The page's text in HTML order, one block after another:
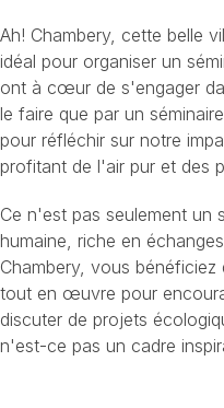
Ah! Chambery, cette belle
idéal pour organiser un
ont à cœur de s'engager
le faire que par un
pour réfléchir sur notre
profitant de l'air pur et des
Ce n'est pas seulement un
humaine, riche en
Chambery, vous
tout en œuvre pour
discuter de projets
n'est-ce pas un cadre